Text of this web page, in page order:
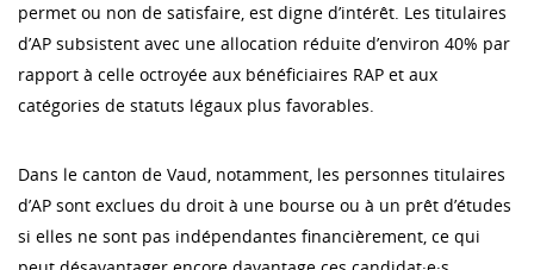
permet ou non de satisfaire, est digne d’intérêt. Les titulaires
d’AP subsistent avec une allocation réduite d’environ 40% par
rapport à celle octroyée aux bénéficiaires RAP et aux
catégories de statuts légaux plus favorables.
Dans le canton de Vaud, notamment, les personnes titulaires
d’AP sont exclues du droit à une bourse ou à un prêt d’études
si elles ne sont pas indépendantes financièrement, ce qui